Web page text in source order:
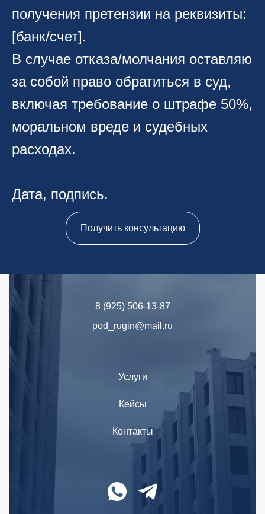
получения претензии на реквизиты:
[банк/счет].
В случае отказа/молчания оставляю
за собой право обратиться в суд,
включая требование о штрафе 50%,
моральном вреде и судебных
расходах.
Дата, подпись.
Получить консультацию
8 (925) 506-13-87
pod_rugin@mail.ru
Услуги
Кейсы
Контакты